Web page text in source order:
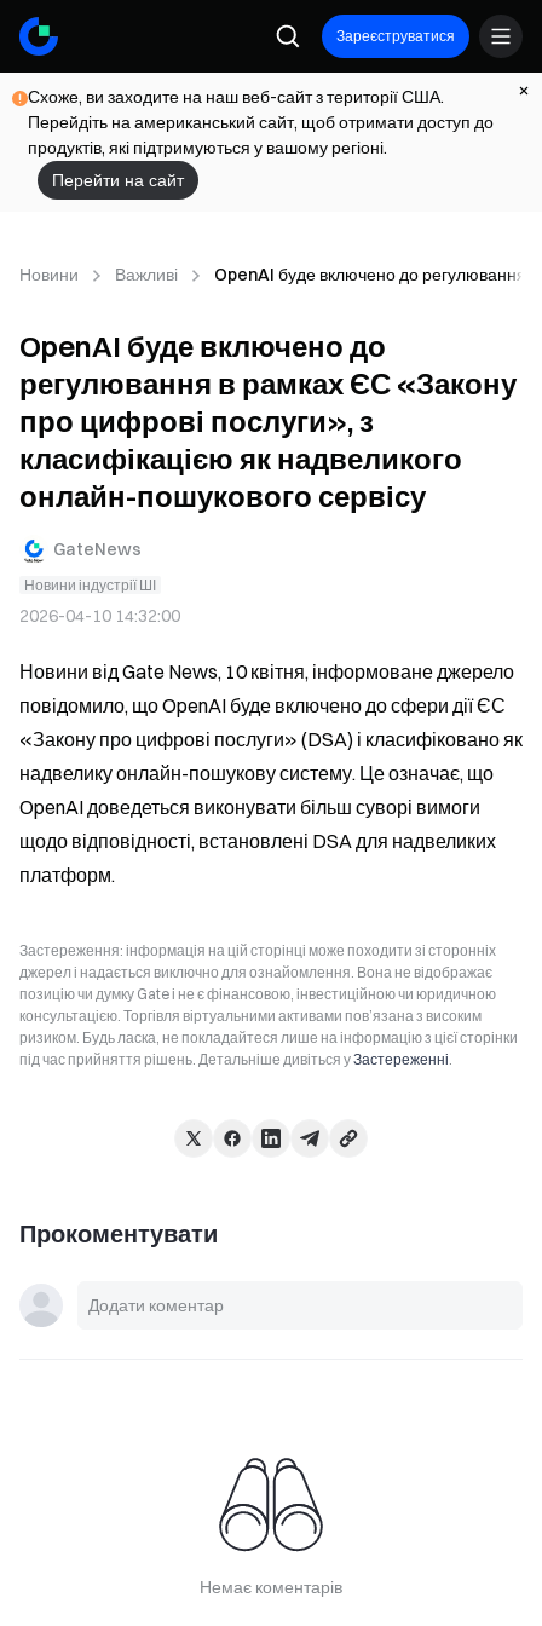
Зареєструватися
Схоже, ви заходите на наш веб-сайт з території США.
Перейдіть на американський сайт, щоб отримати доступ до
продуктів, які підтримуються у вашому регіоні.
Перейти на сайт
Новини Важливі OpenAI буде включено до регулювання в
OpenAI буде включено до
регулювання в рамках ЄС «Закону
про цифрові послуги», з
класифікацією як надвеликого
онлайн-пошукового сервісу
GateNews
Новини індустрії ШІ
2026-04-10 14:32:00
Новини від Gate News, 10 квітня, інформоване джерело
повідомило, що OpenAI буде включено до сфери дії ЄС
«Закону про цифрові послуги» (DSA) і класифіковано як
надвелику онлайн-пошукову систему. Це означає, що
OpenAI доведеться виконувати більш суворі вимоги
щодо відповідності, встановлені DSA для надвеликих
платформ.
Застереження: інформація на цій сторінці може походити зі сторонніх
джерел і надається виключно для ознайомлення. Вона не відображає
позицію чи думку Gate і не є фінансовою, інвестиційною чи юридичною
консультацією. Торгівля віртуальними активами пов’язана з високим
ризиком. Будь ласка, не покладайтеся лише на інформацію з цієї сторінки
під час прийняття рішень. Детальніше дивіться уЗастереженні.
Прокоментувати
Немає коментарів